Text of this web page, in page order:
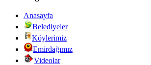
Anasayfa
Belediyeler
Köylerimiz
Emirdağımız
Videolar